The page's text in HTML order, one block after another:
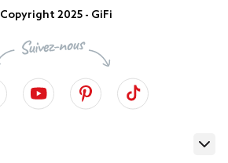
Copyright 2025 - GiFi